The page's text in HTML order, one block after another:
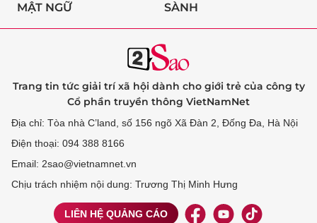
MẬT NGỮ SÀNH
Trang tin tức giải trí xã hội dành cho giới trẻ của công ty
Cổ phần truyền thông VietNamNet
Địa chỉ: Tòa nhà C’land, số 156 ngõ Xã Đàn 2, Đống Đa, Hà Nội
Điện thoại: 094 388 8166
Email: 2sao@vietnamnet.vn
Chịu trách nhiệm nội dung: Trương Thị Minh Hưng
LIÊN HỆ QUẢNG CÁO